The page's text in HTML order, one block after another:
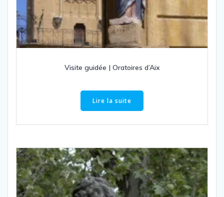
Visite guidée | Oratoires d’Aix
Lire la suite